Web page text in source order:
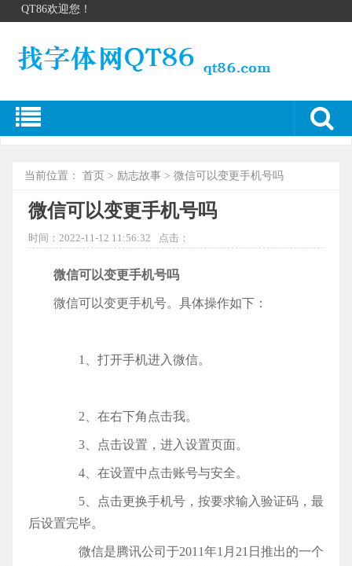
QT86欢迎您！
当前位置： 首页 > 励志故事 > 微信可以变更手机号吗
微信可以变更手机号吗
时间：2022-11-12 11:56:32 点击：
微信可以变更手机号吗
微信可以变更手机号。具体操作如下：
1、打开手机进入微信。
2、在右下角点击我。
3、点击设置，进入设置页面。
4、在设置中点击账号与安全。
5、点击更换手机号，按要求输入验证码，最
后设置完毕。
微信是腾讯公司于2011年1月21日推出的一个